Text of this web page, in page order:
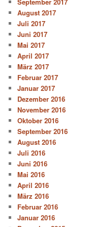
August 2017
Juli 2017
Juni 2017
Mai 2017
April 2017
März 2017
Februar 2017
Januar 2017
Dezember 2016
November 2016
Oktober 2016
September 2016
August 2016
Juli 2016
Juni 2016
Mai 2016
April 2016
März 2016
Februar 2016
Januar 2016